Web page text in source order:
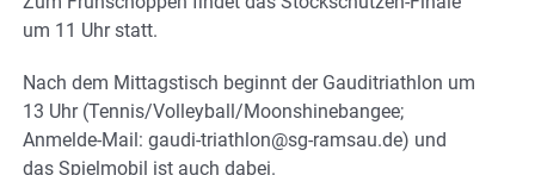
um 11 Uhr statt.
Nach dem Mittagstisch beginnt der Gauditriathlon um
13 Uhr (Tennis/Volleyball/Moonshinebangee;
Anmelde-Mail: gaudi-triathlon@sg-ramsau.de) und
das Spielmobil ist auch dabei.